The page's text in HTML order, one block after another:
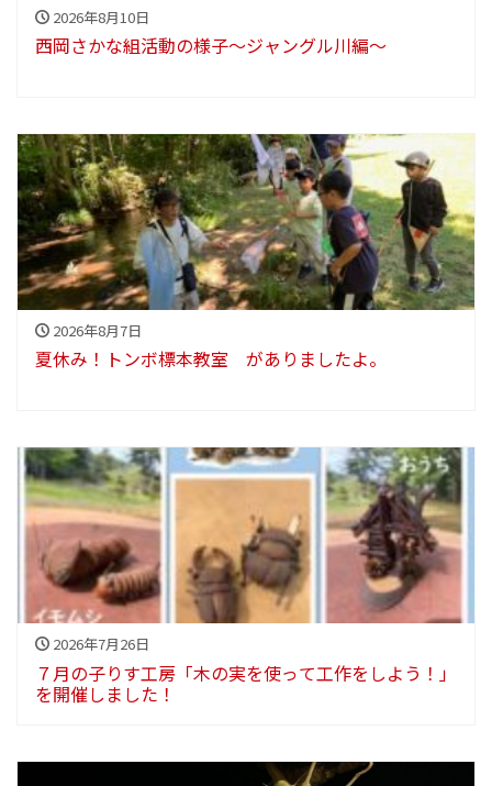
2026年8月10日
西岡さかな組活動の様子～ジャングル川編～
2026年8月7日
夏休み！トンボ標本教室 がありましたよ。
2026年7月26日
７月の子りす工房「木の実を使って工作をしよう！」
を開催しました！